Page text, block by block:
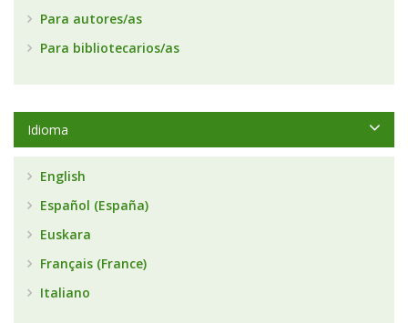
Para autores/as
Para bibliotecarios/as
Idioma
English
Español (España)
Euskara
Français (France)
Italiano